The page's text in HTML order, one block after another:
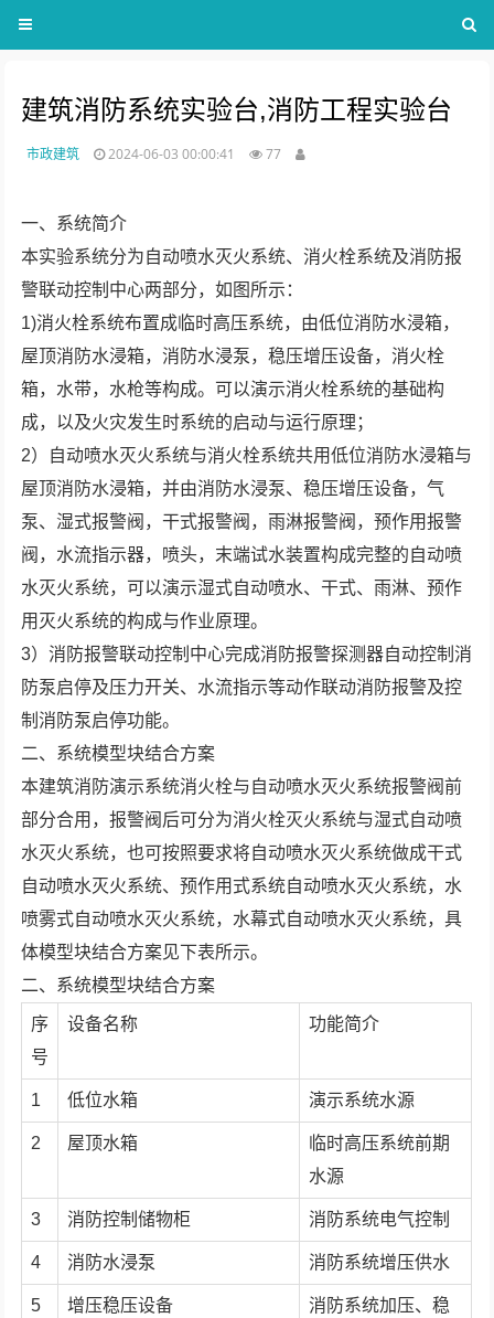
建筑消防系统实验台,消防工程实验台
市政建筑 2024-06-03 00:00:41 77
一、系统简介
本实验系统分为自动喷水灭火系统、消火栓系统及消防报
警联动控制中心两部分，如图所示：
1)消火栓系统布置成临时高压系统，由低位消防水浸箱，
屋顶消防水浸箱，消防水浸泵，稳压增压设备，消火栓
箱，水带，水枪等构成。可以演示消火栓系统的基础构
成，以及火灾发生时系统的启动与运行原理；
2）自动喷水灭火系统与消火栓系统共用低位消防水浸箱与
屋顶消防水浸箱，并由消防水浸泵、稳压增压设备，气
泵、湿式报警阀，干式报警阀，雨淋报警阀，预作用报警
阀，水流指示器，喷头，末端试水装置构成完整的自动喷
水灭火系统，可以演示湿式自动喷水、干式、雨淋、预作
用灭火系统的构成与作业原理。
3）消防报警联动控制中心完成消防报警探测器自动控制消
防泵启停及压力开关、水流指示等动作联动消防报警及控
制消防泵启停功能。
二、系统模型块结合方案
本建筑消防演示系统消火栓与自动喷水灭火系统报警阀前
部分合用，报警阀后可分为消火栓灭火系统与湿式自动喷
水灭火系统，也可按照要求将自动喷水灭火系统做成干式
自动喷水灭火系统、预作用式系统自动喷水灭火系统，水
喷雾式自动喷水灭火系统，水幕式自动喷水灭火系统，具
体模型块结合方案见下表所示。
二、系统模型块结合方案
序
号
设备名称 功能简介
1 低位水箱 演示系统水源
2 屋顶水箱
临时高压系统前期
水源
3 消防控制储物柜 消防系统电气控制
4 消防水浸泵 消防系统增压供水
5 增压稳压设备
消防系统加压、稳